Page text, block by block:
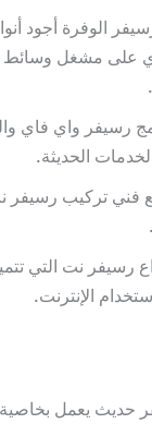
الوفرة أجود
على مشغل
رسيفر واي فاي
الحديثة.
فني تركيب رسيفر
رسيفر نت التي
الإنترنت.
حديث يعمل